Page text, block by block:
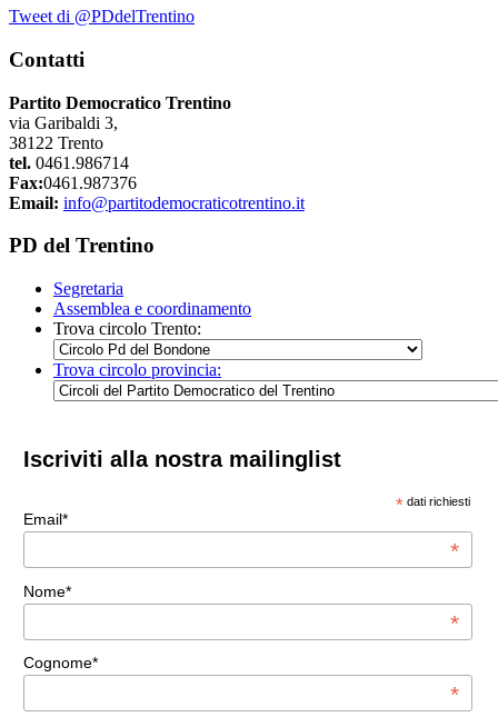
Tweet di @PDdelTrentino
Contatti
Partito Democratico Trentino
via Garibaldi 3,
38122 Trento
tel. 0461.986714
Fax:0461.987376
Email: info@partitodemocraticotrentino.it
PD del Trentino
Segretaria
Assemblea e coordinamento
Trova circolo Trento:
Trova circolo provincia:
Iscriviti alla nostra mailinglist
* dati richiesti
Email*
*
Nome*
*
Cognome*
*